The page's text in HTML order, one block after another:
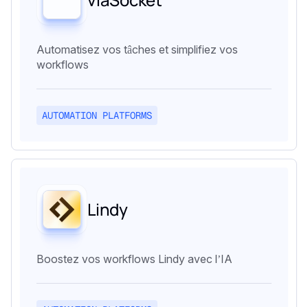
Automatisez vos tâches et simplifiez vos
workflows
AUTOMATION PLATFORMS
Lindy
Boostez vos workflows Lindy avec l’IA